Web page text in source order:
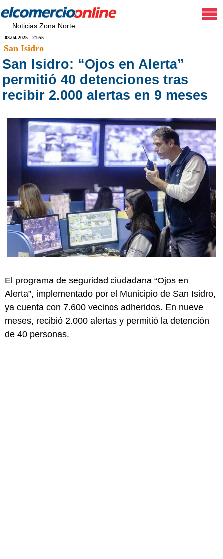
Noticias Zona Norte
03.04.2025 - 21:55
San Isidro
San Isidro: “Ojos en Alerta”
permitió 40 detenciones tras
recibir 2.000 alertas en 9 meses
El programa de seguridad ciudadana “Ojos en
Alerta”, implementado por el Municipio de San Isidro,
ya cuenta con 7.600 vecinos adheridos. En nueve
meses, recibió 2.000 alertas y permitió la detención
de 40 personas.